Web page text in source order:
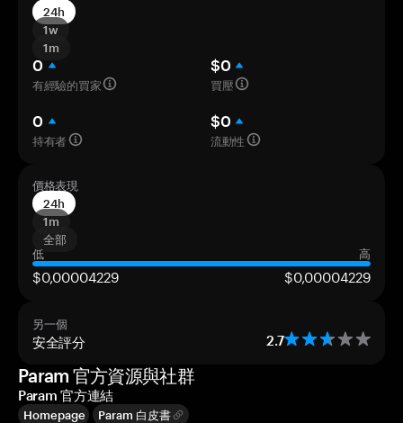
24h
1w
1m
0
有經驗的買家
$0
買壓
0
持有者
$0
流動性
價格表現
24h
1m
全部
低
高
$0,00004229 $0,00004229
另一個
安全評分 2.7
Param 官方資源與社群
Param 官方連結
Homepage Param 白皮書